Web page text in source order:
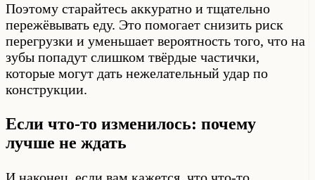
Поэтому старайтесь аккуратно и тщательно
пережёвывать еду. Это помогает снизить риск
перегрузки и уменьшает вероятность того, что на
зубы попадут слишком твёрдые частички,
которые могут дать нежелательный удар по
конструкции.
Если что-то изменилось: почему
лучше не ждать